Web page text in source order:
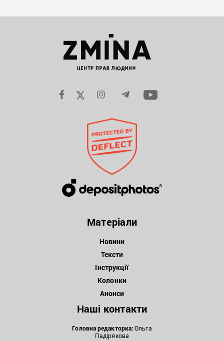
Матеріали
Новини
Тексти
Інструкції
Колонки
Анонси
Наші контакти
Головна редакторка:Ольга
Падірякова